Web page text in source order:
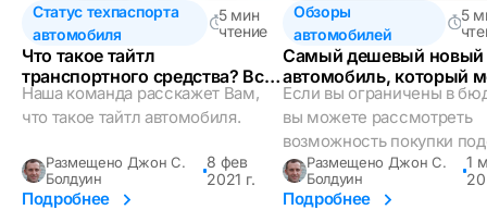
Статус техпаспорта
автомобиля
5 мин
чтение
Что такое тайтл
транспортного средства? Все,
что Вам нужно знать
Наша команда расскажет Вам,
что такое тайтл автомобиля.
Размещено Джон С.
Болдуин
8 фев
2021 г.
Подробнее
Обзоры
автомобилей
5
Самый дешевый новый
автомобиль, который
купить в 2023 году
Если вы ограничены в
вы можете рассмотреть
возможность покупки
Размещено Джон С.
Болдуин
1
Подробнее